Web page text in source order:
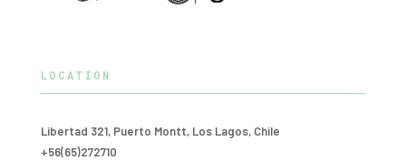
LOCATION
Libertad 321, Puerto Montt, Los Lagos, Chile
+56(65)272710